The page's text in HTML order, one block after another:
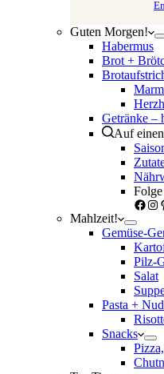
Guten Morgen!
Habermus
Brot +
Getränke –
Auf
Mahlzeit!
Gemüse-
Pilz-
Salat
Pasta +
Snacks